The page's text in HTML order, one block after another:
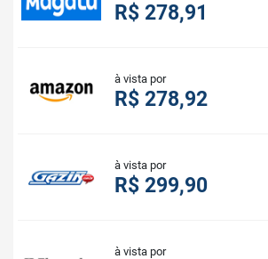
R$ 278,91
à vista por
R$ 278,92
à vista por
R$ 299,90
à vista por